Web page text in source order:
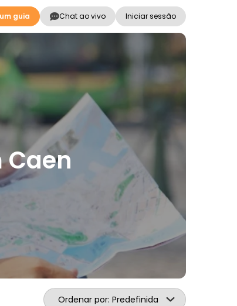
guia Chat ao vivo Iniciar sessão
Ordenar por: Predefinida